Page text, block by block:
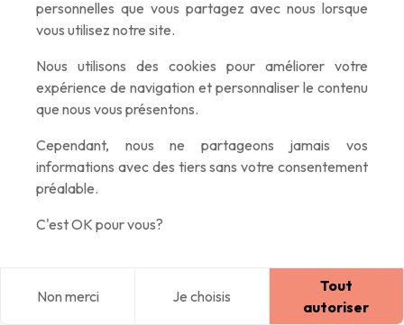
personnelles que vous partagez avec nous lorsque
vous utilisez notre site.
Nous utilisons des cookies pour améliorer votre
expérience de navigation et personnaliser le contenu
que nous vous présentons.
Cependant, nous ne partageons jamais vos
informations avec des tiers sans votre consentement
préalable.
C'est OK pour vous?
Non merci Je choisis
Tout
autoriser
Explorer Blog Connexion
Alors si toi aussi tu as envie de découvrir ce coin de paradis et